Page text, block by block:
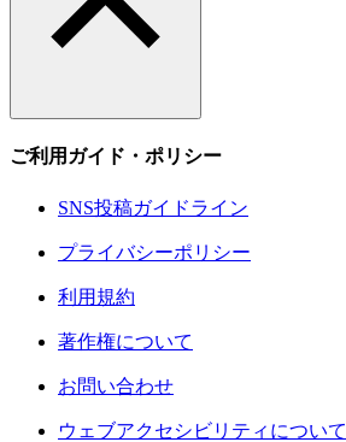
ご利用ガイド・ポリシー
SNS投稿ガイドライン
プライバシーポリシー
利用規約
著作権について
お問い合わせ
ウェブアクセシビリティについて